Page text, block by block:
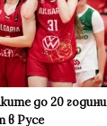
до 20 години
в Русе